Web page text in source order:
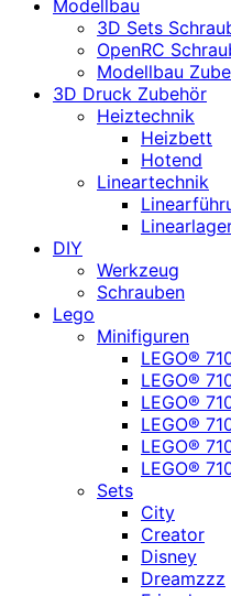
Modellbau
3D Sets
OpenRC
Modellbau
3D Druck Zubehör
Heiztechnik
Heizbett
Hotend
Lineartechnik
DIY
Werkzeug
Schrauben
Lego
Minifiguren
LEGO®
LEGO®
LEGO®
LEGO®
LEGO®
LEGO®
Sets
City
Creator
Disney
Dreamzzz